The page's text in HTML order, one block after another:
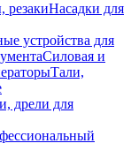
резакиНасадки для
устройства для
Силовая и
Тали,
дрели для